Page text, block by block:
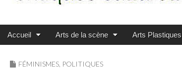
MADININ'ART
Main menu
Skip to content
Accueil Arts de la scène Arts Plastiques
FÉMINISMES POLITIQUES